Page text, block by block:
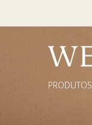
PRODUTOS